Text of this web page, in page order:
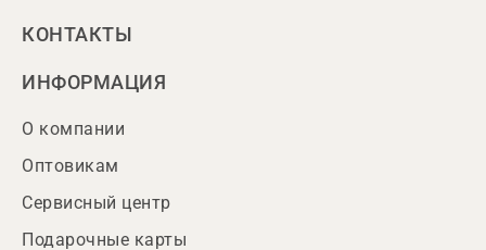
КОНТАКТЫ
ИНФОРМАЦИЯ
О компании
Оптовикам
Сервисный центр
Подарочные карты